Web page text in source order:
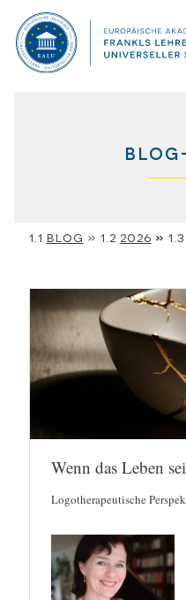
Blog » 2026 »
Wenn das Leben
Logotherapeutische